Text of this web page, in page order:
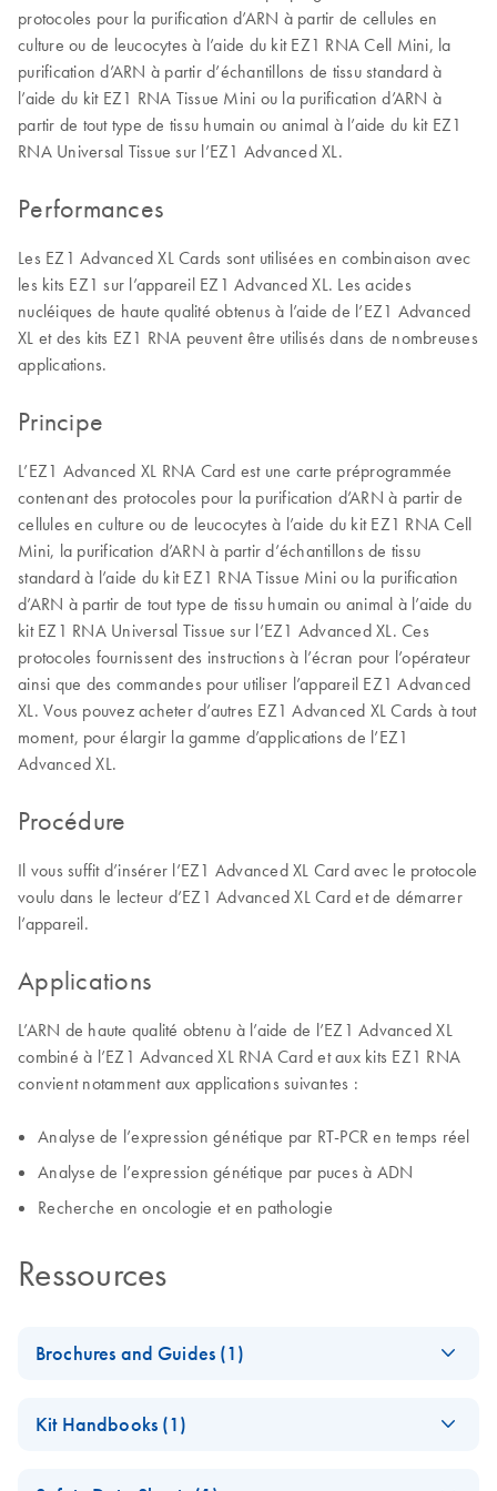
protocoles pour la purification d’ARN à partir de cellules en
culture ou de leucocytes à l’aide du kit EZ1 RNA Cell Mini, la
purification d’ARN à partir d’échantillons de tissu standard à
l’aide du kit EZ1 RNA Tissue Mini ou la purification d’ARN à
partir de tout type de tissu humain ou animal à l’aide du kit EZ1
RNA Universal Tissue sur l’EZ1 Advanced XL.
Performances
Les EZ1 Advanced XL Cards sont utilisées en combinaison avec
les kits EZ1 sur l’appareil EZ1 Advanced XL. Les acides
nucléiques de haute qualité obtenus à l’aide de l’EZ1 Advanced
XL et des kits EZ1 RNA peuvent être utilisés dans de nombreuses
applications.
Principe
L’EZ1 Advanced XL RNA Card est une carte préprogrammée
contenant des protocoles pour la purification d’ARN à partir de
cellules en culture ou de leucocytes à l’aide du kit EZ1 RNA Cell
Mini, la purification d’ARN à partir d’échantillons de tissu
standard à l’aide du kit EZ1 RNA Tissue Mini ou la purification
d’ARN à partir de tout type de tissu humain ou animal à l’aide du
kit EZ1 RNA Universal Tissue sur l’EZ1 Advanced XL. Ces
protocoles fournissent des instructions à l’écran pour l’opérateur
ainsi que des commandes pour utiliser l’appareil EZ1 Advanced
XL. Vous pouvez acheter d’autres EZ1 Advanced XL Cards à tout
moment, pour élargir la gamme d’applications de l’EZ1
Advanced XL.
Procédure
Il vous suffit d’insérer l’EZ1 Advanced XL Card avec le protocole
voulu dans le lecteur d’EZ1 Advanced XL Card et de démarrer
l’appareil.
Applications
L’ARN de haute qualité obtenu à l’aide de l’EZ1 Advanced XL
combiné à l’EZ1 Advanced XL RNA Card et aux kits EZ1 RNA
convient notamment aux applications suivantes :
Analyse de l’expression génétique par RT-PCR en temps réel
Analyse de l’expression génétique par puces à ADN
Recherche en oncologie et en pathologie
Ressources
Brochures and Guides (1)
Advanced
Solutions — Pure
Kit Handbooks (1)